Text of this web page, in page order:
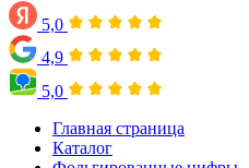
5,0
4,9
5,0
Главная страница
Каталог